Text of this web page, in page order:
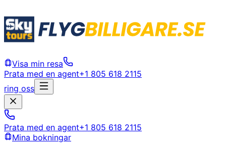
Visa min resa
Prata med en agent+1 805 618 2115
ring oss
Prata med en agent+1 805 618 2115
Mina bokningar